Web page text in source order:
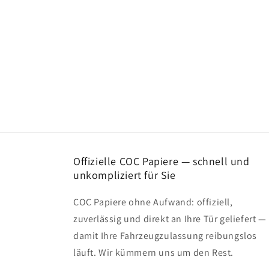
Offizielle COC Papiere — schnell und
unkompliziert für Sie
COC Papiere ohne Aufwand: offiziell,
zuverlässig und direkt an Ihre Tür geliefert —
damit Ihre Fahrzeugzulassung reibungslos
läuft. Wir kümmern uns um den Rest.